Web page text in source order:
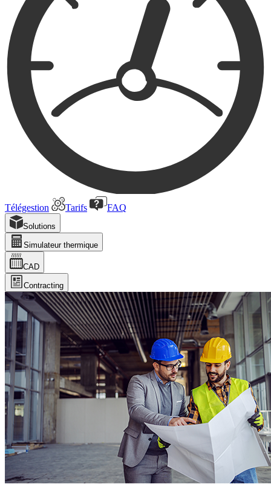
Télégestion Tarifs FAQ
Solutions
Simulateur thermique
CAD
Contracting